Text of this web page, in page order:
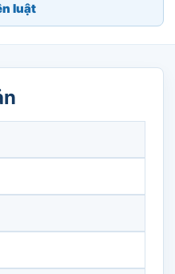
luật